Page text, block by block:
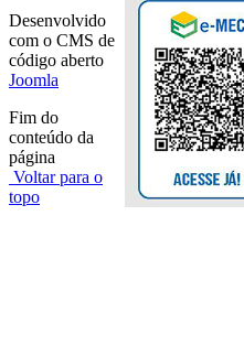
Desenvolvido
com o CMS de
código aberto
Joomla
Fim do
conteúdo da
página
Voltar para o
topo